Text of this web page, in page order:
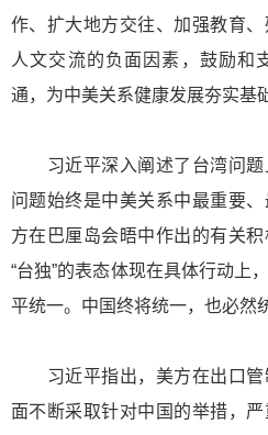
作、扩大地方交往、加强教育
人文交流的负面因素，鼓励和
通，为中美关系健康发展夯实基
习近平深入阐述了台湾问题
问题始终是中美关系中最重要
方在巴厘岛会晤中作出的有关
“台独”的表态体现在具体行动上
平统一。中国终将统一，也必然
习近平指出，美方在出口管
面不断采取针对中国的举措，